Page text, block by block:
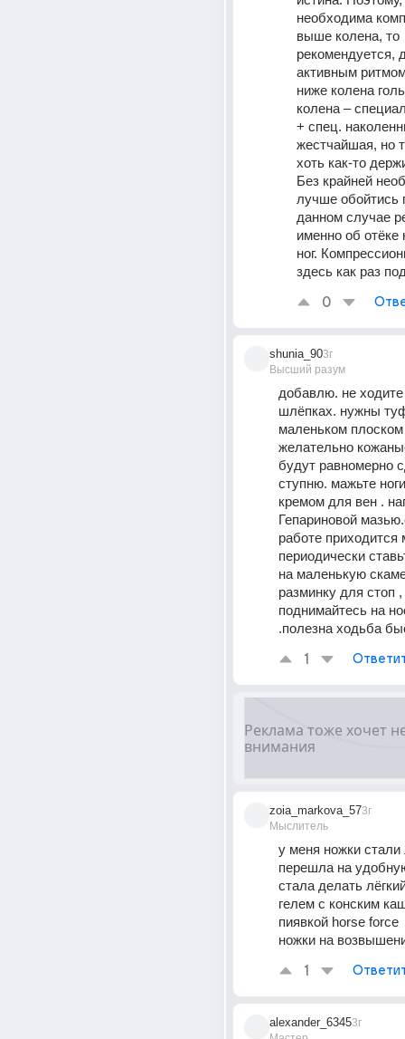
необходима
выше колена, то
рекомендуется,
активным
ниже колена
колена –
+ спец.
жестчайшая, но
хоть как-то
Без крайней
лучше обойтись
данном случае
именно об отёке
ног.
здесь как раз
0
shunia_90
Высший разум
3г
добавлю. не ходите
шлёпках. нужны
маленьком плоском
желательно
будут равномерно
ступню. мажьте
кремом для вен .
Гепариновой
работе приходится
периодически
на маленькую
разминку для стоп ,
поднимайтесь на
.полезна ходьба
1
zoia_markova_57
Мыслитель
3г
у меня ножки
перешла на
стала делать
гелем с конским
пиявкой horse force
ножки на
1
alexander_63453г